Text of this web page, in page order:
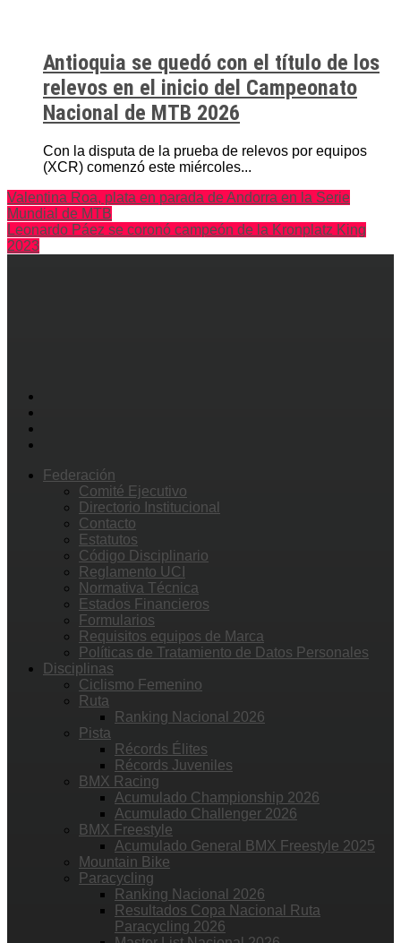
Antioquia se quedó con el título de los
relevos en el inicio del Campeonato
Nacional de MTB 2026
Con la disputa de la prueba de relevos por equipos
(XCR) comenzó este miércoles...
Valentina Roa, plata en parada de Andorra en la Serie
Mundial de MTB
Leonardo Páez se coronó campeón de la Kronplatz King
2023
Federación
Comité Ejecutivo
Directorio Institucional
Contacto
Estatutos
Código Disciplinario
Reglamento UCI
Normativa Técnica
Estados Financieros
Formularios
Requisitos equipos de Marca
Políticas de Tratamiento de Datos Personales
Disciplinas
Ciclismo Femenino
Ruta
Ranking Nacional 2026
Pista
Récords Élites
Récords Juveniles
BMX Racing
Acumulado Championship 2026
Acumulado Challenger 2026
BMX Freestyle
Acumulado General BMX Freestyle 2025
Mountain Bike
Paracycling
Ranking Nacional 2026
Resultados Copa Nacional Ruta
Paracycling 2026